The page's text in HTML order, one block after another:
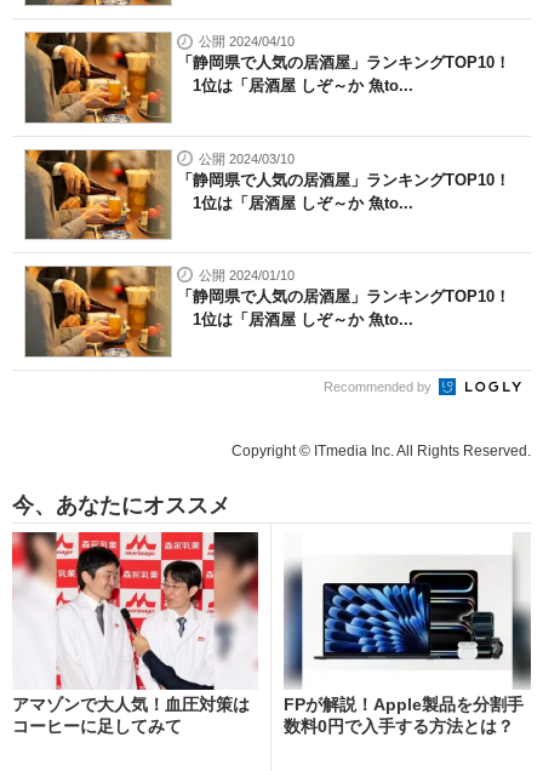
公開 2024/04/10
「静岡県で人気の居酒屋」ランキングTOP10！
1位は「居酒屋 しぞ～か 魚to...
公開 2024/03/10
「静岡県で人気の居酒屋」ランキングTOP10！
1位は「居酒屋 しぞ～か 魚to...
公開 2024/01/10
「静岡県で人気の居酒屋」ランキングTOP10！
1位は「居酒屋 しぞ～か 魚to...
Recommended by
Copyright © ITmedia Inc. All Rights Reserved.
今、あなたにオススメ
アマゾンで大人気！血圧対策は
コーヒーに足してみて
FPが解説！Apple製品を分割手
数料0円で入手する方法とは？